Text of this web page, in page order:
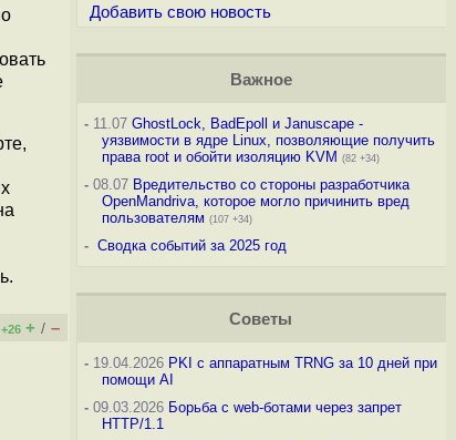
+26 + / –
Добавить свою новость
Важное
-11.07 GhostLock, BadEpoll и Januscape -
уязвимости в ядре Linux, позволяющие получить
права root и обойти изоляцию KVM (82 +34)
-08.07 Вредительство со стороны разработчика
OpenMandriva, которое могло причинить вред
пользователям (107 +34)
- Сводка событий за 2025 год
Советы
-19.04.2026 PKI с аппаратным TRNG за 10 дней при
помощи AI
-09.03.2026 Борьба с web-ботами через запрет
HTTP/1.1